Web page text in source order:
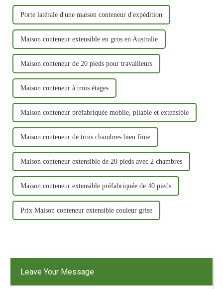
Porte latérale d'une maison conteneur d'expédition
Maison conteneur extensible en gros en Australie
Maison conteneur de 20 pieds pour travailleurs
Maison conteneur à trois étages
Maison conteneur préfabriquée mobile, pliable et extensible
Maison conteneur de trois chambres bien finie
Maison conteneur extensible de 20 pieds avec 2 chambres
Maison conteneur extensible préfabriquée de 40 pieds
Prix ​​Maison conteneur extensible couleur grise
Leave Your Message